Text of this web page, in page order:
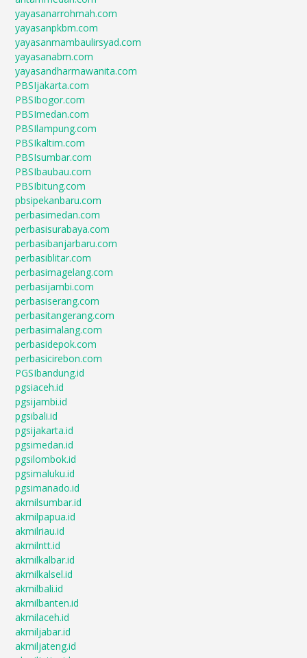
yayasanarrohmah.com
yayasanpkbm.com
yayasanmambaulirsyad.com
yayasanabm.com
yayasandharmawanita.com
PBSIjakarta.com
PBSIbogor.com
PBSImedan.com
PBSIlampung.com
PBSIkaltim.com
PBSIsumbar.com
PBSIbaubau.com
PBSIbitung.com
pbsipekanbaru.com
perbasimedan.com
perbasisurabaya.com
perbasibanjarbaru.com
perbasiblitar.com
perbasimagelang.com
perbasijambi.com
perbasiserang.com
perbasitangerang.com
perbasimalang.com
perbasidepok.com
perbasicirebon.com
PGSIbandung.id
pgsiaceh.id
pgsijambi.id
pgsibali.id
pgsijakarta.id
pgsimedan.id
pgsilombok.id
pgsimaluku.id
pgsimanado.id
akmilsumbar.id
akmilpapua.id
akmilriau.id
akmilntt.id
akmilkalbar.id
akmilkalsel.id
akmilbali.id
akmilbanten.id
akmilaceh.id
akmiljabar.id
akmiljateng.id